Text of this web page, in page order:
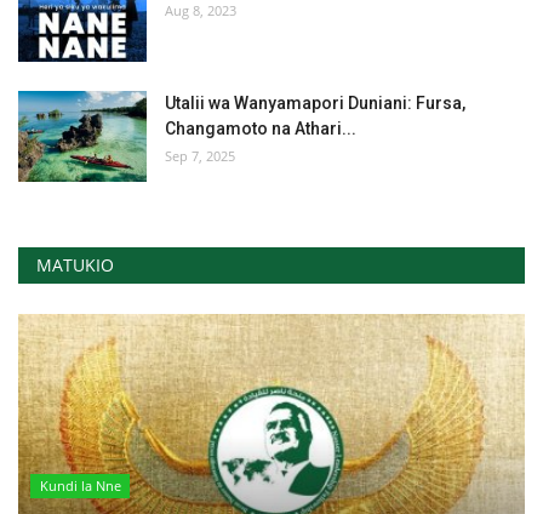
Aug 8, 2023
Utalii wa Wanyamapori Duniani: Fursa,
Changamoto na Athari...
Sep 7, 2025
MATUKIO
Kundi la Nne